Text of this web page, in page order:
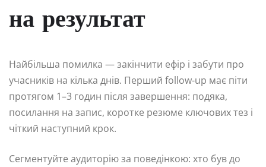
на результат
Найбільша помилка — закінчити ефір і забути про
учасників на кілька днів. Перший follow-up має піти
протягом 1–3 годин після завершення: подяка,
посилання на запис, коротке резюме ключових тез і
чіткий наступний крок.
Сегментуйте аудиторію за поведінкою: хто був до